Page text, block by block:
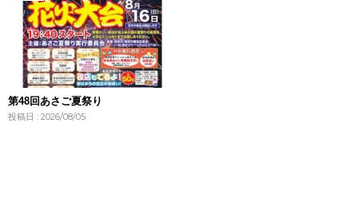
第48回あさご夏祭り
投稿日 : 2026/08/05